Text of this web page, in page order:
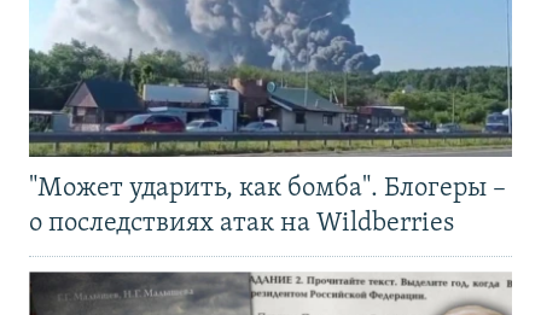
"Может ударить, как бомба". Блогеры –
о последствиях атак на Wildberries